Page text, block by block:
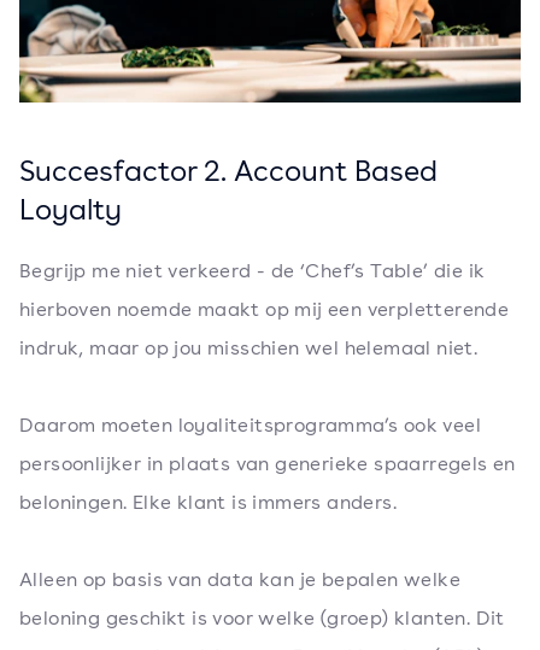
Succesfactor 2. Account Based
Loyalty
Begrijp me niet verkeerd - de ‘Chef’s Table’ die ik
hierboven noemde maakt op mij een verpletterende
indruk, maar op jou misschien wel helemaal niet.
Daarom moeten loyaliteitsprogramma’s ook veel
persoonlijker in plaats van generieke spaarregels en
beloningen. Elke klant is immers anders.
Alleen op basis van data kan je bepalen welke
beloning geschikt is voor welke (groep) klanten. Dit